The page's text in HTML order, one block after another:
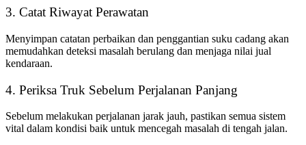
3. Catat Riwayat Perawatan
Menyimpan catatan perbaikan dan penggantian suku cadang akan
memudahkan deteksi masalah berulang dan menjaga nilai jual
kendaraan.
4. Periksa Truk Sebelum Perjalanan Panjang
Sebelum melakukan perjalanan jarak jauh, pastikan semua sistem
vital dalam kondisi baik untuk mencegah masalah di tengah jalan.